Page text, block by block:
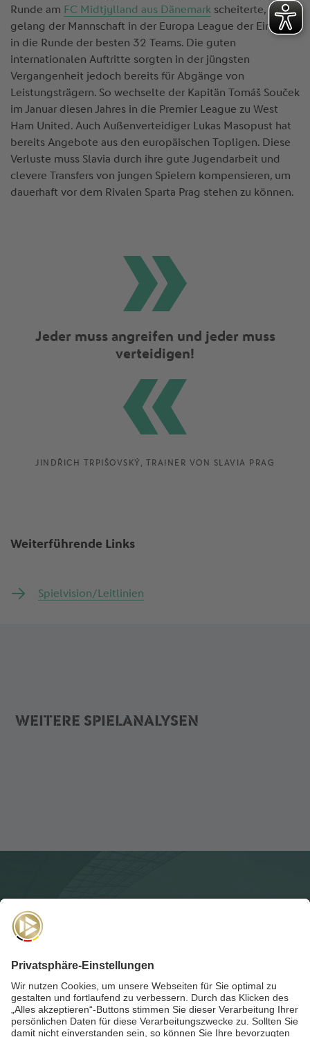
Runde am FC Midtjylland aus Dänemarkscheiterte,
gelang der Mannschaft in der Europa League der Einzug
in die Runde der besten 32 Teams. Die guten
internationalen Auftritte sorgten in der jüngsten
Vergangenheit jedoch bereits für Abgänge von
Leistungsträgern. So wechselte der Kapitän Tomáš Souček
im Januar diesen Jahres in die Premier League zu West
Ham United. Auch Außenverteidiger Lukas Masopust hat
bereits Angebote aus den europäischen Topligen. Diese
Verluste muss Slavia durch ihre gute Jugendarbeit und
clevere Transfers von jungen Spielern kompensieren, um
dauerhaft vor dem Rivalen Sparta Prag stehen zu können.
Jeder muss angreifen und jeder muss
verteidigen!
JINDŘICH TRPIŠOVSKÝ, TRAINER VON SLAVIA PRAG
Weiterführende Links
Spielvision/Leitlinien
WEITERE SPIELANALYSEN
Für dieAkademie-Postanmelden und auf dem Laufenden
bleiben!